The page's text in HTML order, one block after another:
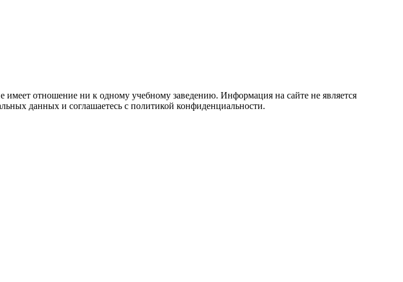
имеет отношение ни к одному учебному заведению. Информация на сайте не является
данных и соглашаетесь с политикой конфиденциальности.